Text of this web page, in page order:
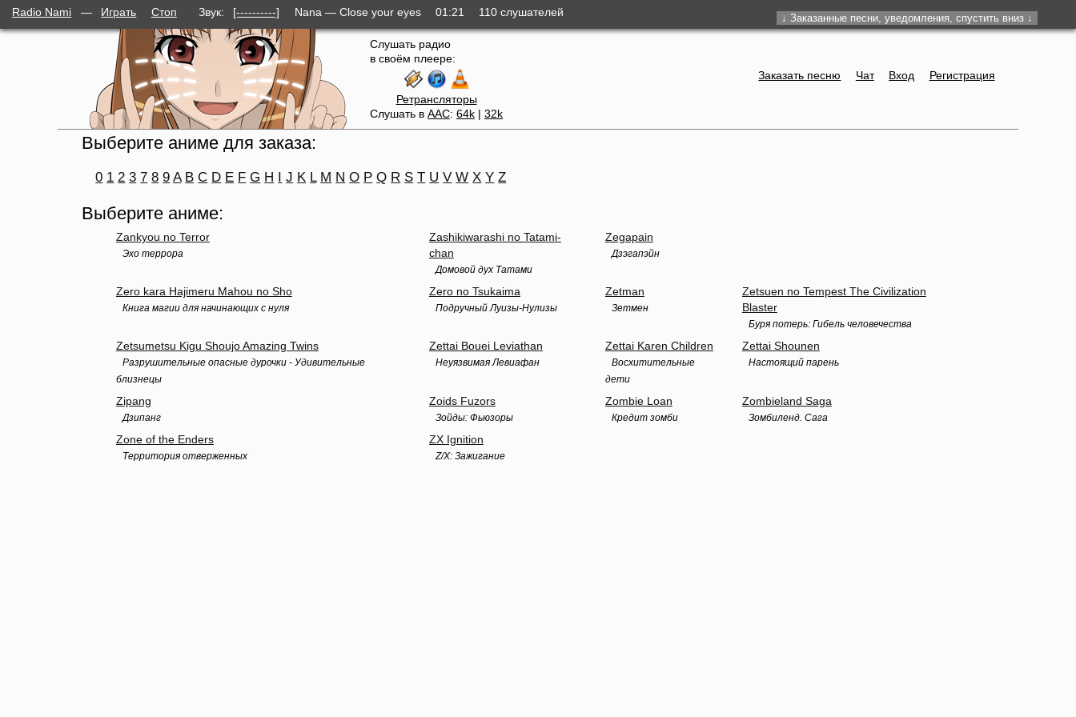
Radio Nami — Играть Стоп Звук: [----------] Nana — Close your eyes 01:21 110 слушателей
Слушать радио
в своём плеере:
Ретрансляторы
Слушать в AAC: 64k | 32k
Заказать песню Чат Вход Регистрация
Выберите аниме для заказа:
0 1 2 3 7 8 9 A B C D E F G H I J K L M N O P Q R S T U V W X Y Z
Выберите аниме:
Zankyou no Terror
Эхо террора
Zashikiwarashi no Tatami-
chan
Домовой дух Татами
Zegapain
Дзэгапэйн
Zero kara Hajimeru Mahou no Sho
Книга магии для начинающих с нуля
Zero no Tsukaima
Подручный Луизы-Нулизы
Zetman
Зетмен
Zetsuen no Tempest The Civilization
Blaster
Буря потерь: Гибель человечества
Zetsumetsu Kigu Shoujo Amazing Twins
Разрушительные опасные дурочки - Удивительные
близнецы
Zettai Bouei Leviathan
Неуязвимая Левиафан
Zettai Karen Children
Восхитительные
дети
Zettai Shounen
Настоящий парень
Zipang
Дзипанг
Zoids Fuzors
Зойды: Фьюзоры
Zombie Loan
Кредит зомби
Zombieland Saga
Зомбиленд. Сага
Zone of the Enders
Территория отверженных
ZX Ignition
Z/X: Зажигание